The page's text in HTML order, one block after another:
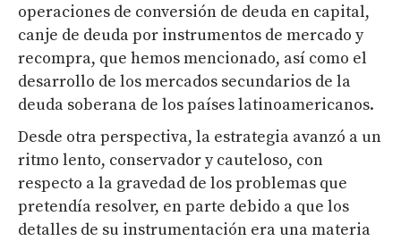
operaciones de conversión de deuda en capital,
canje de deuda por instrumentos de mercado y
recompra, que hemos mencionado, así como el
desarrollo de los mercados secundarios de la
deuda soberana de los países latinoamericanos.
Desde otra perspectiva, la estrategia avanzó a un
ritmo lento, conservador y cauteloso, con
respecto a la gravedad de los problemas que
pretendía resolver, en parte debido a que los
detalles de su instrumentación era una materia